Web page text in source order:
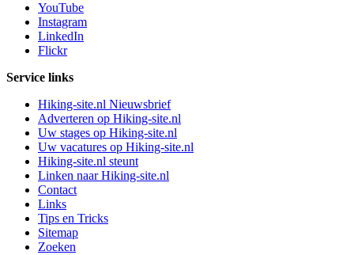
YouTube
Instagram
LinkedIn
Flickr
Service links
Hiking-site.nl Nieuwsbrief
Adverteren op Hiking-site.nl
Uw stages op Hiking-site.nl
Uw vacatures op Hiking-site.nl
Hiking-site.nl steunt
Linken naar Hiking-site.nl
Contact
Links
Tips en Tricks
Sitemap
Zoeken